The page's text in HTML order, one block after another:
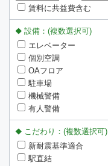
賃料に共益費含む
設備：(複数選択可)
エレベーター
個別空調
OAフロア
駐車場
機械警備
有人警備
こだわり：(複数選択可)
新耐震基準適合
駅直結